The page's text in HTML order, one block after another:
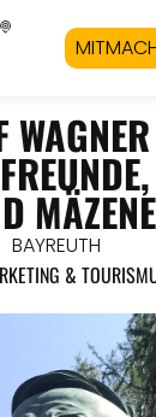
MÄZENE
BAYREUTH
&